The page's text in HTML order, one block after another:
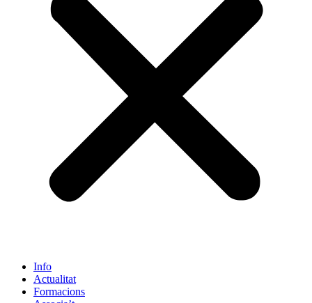
Info
Actualitat
Formacions